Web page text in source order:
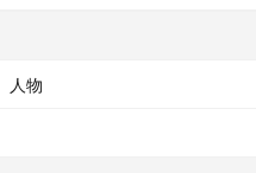
人物